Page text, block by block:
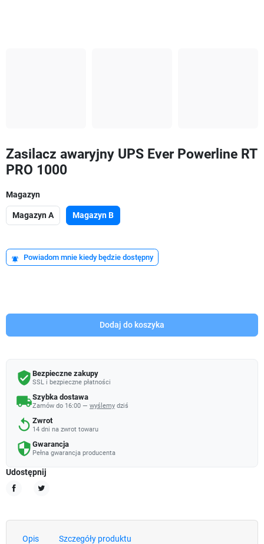
Zasilacz awaryjny UPS Ever Powerline RT
PRO 1000
Magazyn
Magazyn A Magazyn B
notifications_active Powiadom mnie kiedy będzie dostępny
Dodaj do koszyka
verified_user Bezpieczne zakupy
SSL i bezpieczne płatności
local_shippingSzybka dostawa
Zamów do 16:00 — wyślemy dziś
replay Zwrot
14 dni na zwrot towaru
security Gwarancja
Pełna gwarancja producenta
Udostępnij
Opis Szczegóły produktu